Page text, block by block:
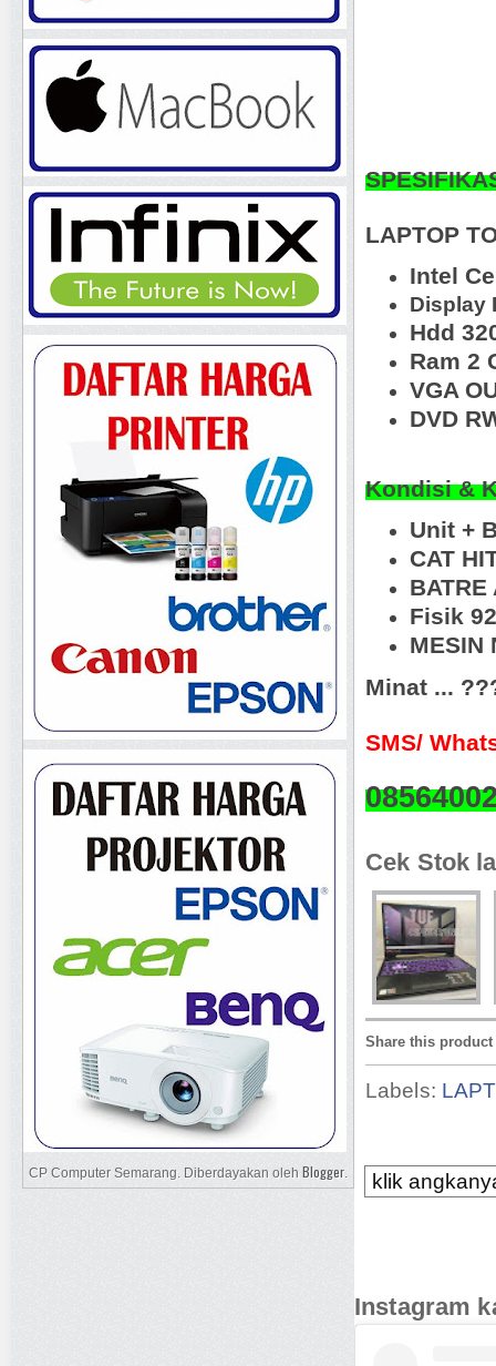
LAPTOP
Intel
Display
Hdd
Ram 2
VGA
DVD
Kondisi &
Unit +
CAT
BATRE
Fisik
MESIN
Minat ...
SMS/
Cek Stok
Share this product
Labels:
klik
Instagram
CP Computer Semarang. Diberdayakan oleh Blogger.